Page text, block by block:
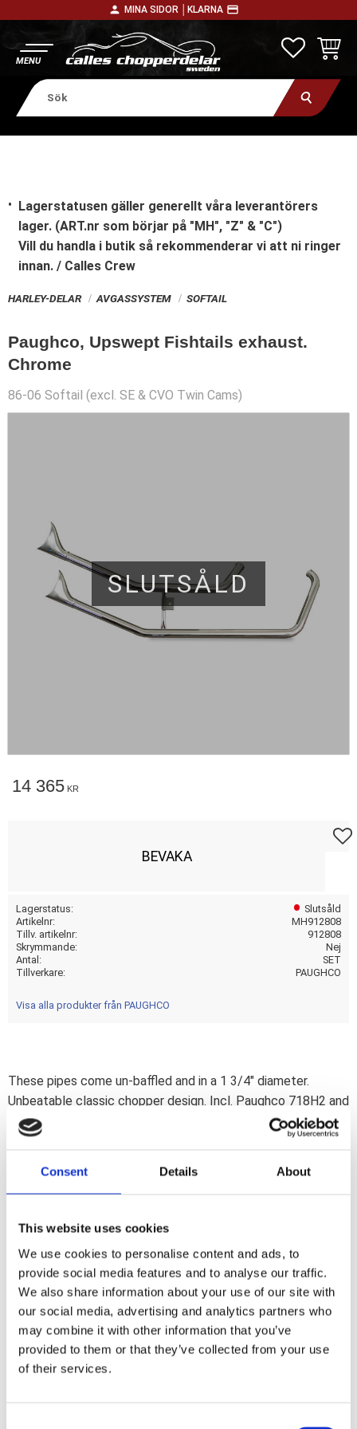
Consent Details About
This website uses cookies
We use cookies to personalise content and ads, to
provide social media features and to analyse our traffic.
We also share information about your use of our site with
our social media, advertising and analytics partners who
may combine it with other information that you’ve
provided to them or that they’ve collected from your use
of their services.
person MINA SIDOR │ KLARNA payment
Lagerstatusen gäller generellt våra leverantörers
lager. (ART.nr som börjar på "MH", "Z" & "C")
Vill du handla i butik så rekommenderar vi att ni ringer
innan. / Calles Crew
HARLEY-DELAR AVGASSYSTEM SOFTAIL
Paughco, Upswept Fishtails exhaust.
Chrome
86-06 Softail (excl. SE & CVO Twin Cams)
SLUTSÅLD
14 365 KR
BEVAKA
Lagerstatus
Slutsåld
Artikelnr
MH912808
Tillv. artikelnr
912808
Skrymmande
Nej
Antal
SET
Tillverkare
PAUGHCO
Visa alla produkter från PAUGHCO
These pipes come un-baffled and in a 1 3/4" diameter.
Unbeatable classic chopper design. Incl. Paughco 718H2 and
731SB3 hanger brackets. Heatshield front 903483; rear
903498. Note: Heatshields must be ordered separately
F
a
c
e
b
o
o
k
Omdömen
Du